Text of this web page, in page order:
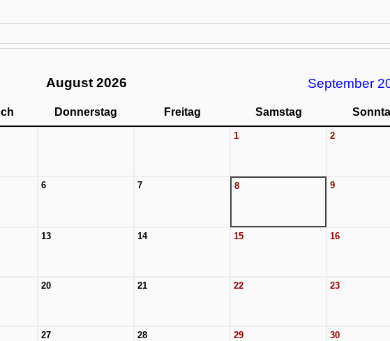
August 2026 September
Donnerstag Freitag Samstag
1 2
6 7 8 9
13 14 15 16
20 21 22 23
27 28 29 30